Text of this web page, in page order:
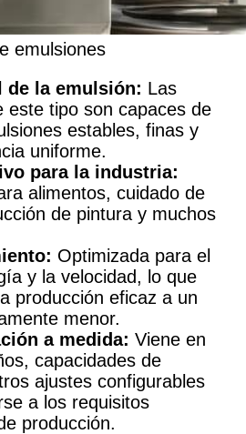
emulsiones
de la emulsión: Las
este tipo son capaces de
estables, finas y
uniforme.
para la industria:
alimentos, cuidado de
de pintura y muchos
Optimizada para el
y la velocidad, lo que
producción eficaz a un
menor.
a medida: Viene en
capacidades de
ajustes configurables
a los requisitos
producción.